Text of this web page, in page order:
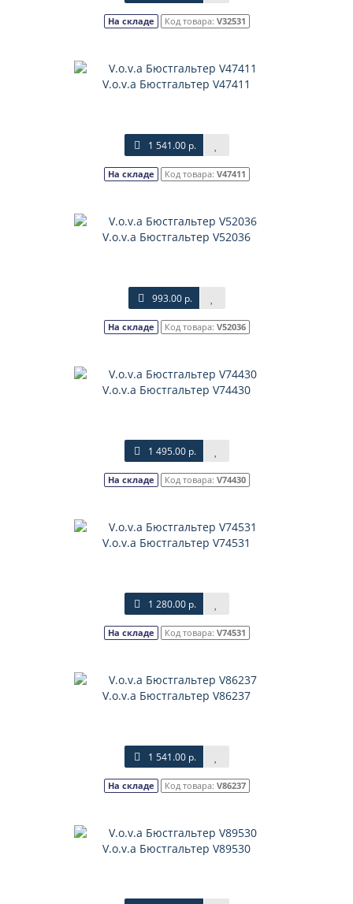
На складе Код товара: V32531
V.o.v.a Бюстгальтер V47411
1 541.00 р.
На складе Код товара: V47411
V.o.v.a Бюстгальтер V52036
993.00 р.
На складе Код товара: V52036
V.o.v.a Бюстгальтер V74430
1 495.00 р.
На складе Код товара: V74430
V.o.v.a Бюстгальтер V74531
1 280.00 р.
На складе Код товара: V74531
V.o.v.a Бюстгальтер V86237
1 541.00 р.
На складе Код товара: V86237
V.o.v.a Бюстгальтер V89530